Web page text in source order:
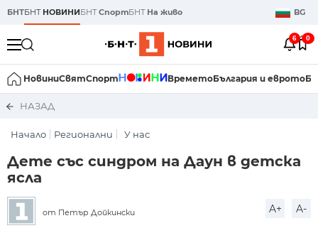
БНТБНТ НОВИНИБНТСпортБНТ На живо BG
6 0
НовиниСвятСпорт ВреметоБългария и еврото
НАЗАД
Начало Регионални У нас
Дете със синдром на Даун в детска
ясла
от Петър Дойкински A+ A-